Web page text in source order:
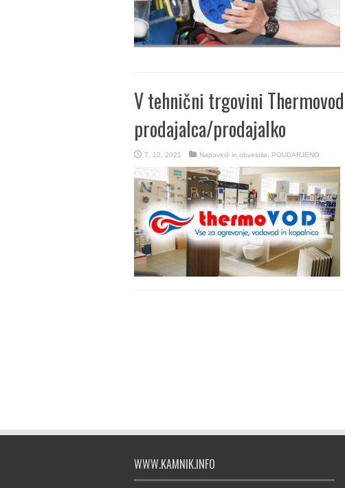
V tehnični trgovini
prodajalca/prodajalko
7. 12. 2021 Napovedi in obvestila POUDARJENO
WWW.KAMNIK.INFO